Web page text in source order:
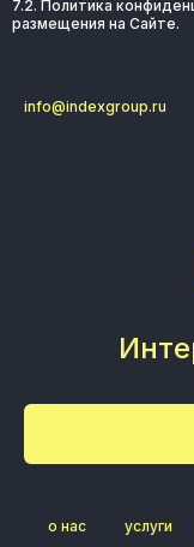
7.2. Политика
размещения на Сайте.
info@indexgroup.ru
о нас услуги